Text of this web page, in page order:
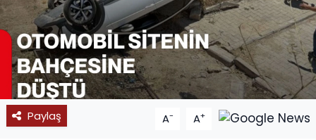
Paylaş A- A+
SPOR
11:11 MANŞET